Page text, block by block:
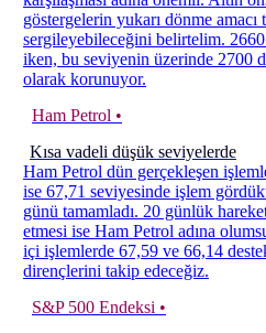
göstergelerin yukarı dönme amacı
sergileyebileceğini belirtelim.
iken, bu seviyenin üzerinde 2700
olarak korunuyor.
Ham Petrol •
Kısa vadeli düşük seviyelerde
Ham Petrol dün gerçekleşen
ise 67,71 seviyesinde işlem
günü tamamladı. 20 günlük
etmesi ise Ham Petrol adına
içi işlemlerde 67,59 ve 66,14
dirençlerini takip edeceğiz.
S&P 500 Endeksi •